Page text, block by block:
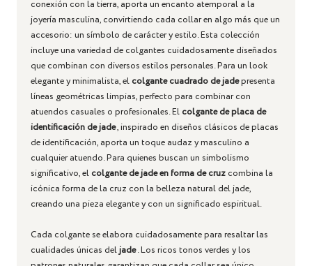
conexión con la tierra, aporta un encanto atemporal a la
joyería masculina, convirtiendo cada collar en algo más que un
accesorio: un símbolo de carácter y estilo.Esta colección
incluye una variedad de colgantes cuidadosamente diseñados
que combinan con diversos estilos personales. Para un look
elegante y minimalista, el colgante cuadrado de jadepresenta
líneas geométricas limpias, perfecto para combinar con
atuendos casuales o profesionales. El colgante de placa de
identificación de jade, inspirado en diseños clásicos de placas
de identificación, aporta un toque audaz y masculino a
cualquier atuendo. Para quienes buscan un simbolismo
significativo, el colgante de jade en forma de cruz combina la
icónica forma de la cruz con la belleza natural del jade,
creando una pieza elegante y con un significado espiritual.
Cada colgante se elabora cuidadosamente para resaltar las
cualidades únicas deljade. Los ricos tonos verdes y los